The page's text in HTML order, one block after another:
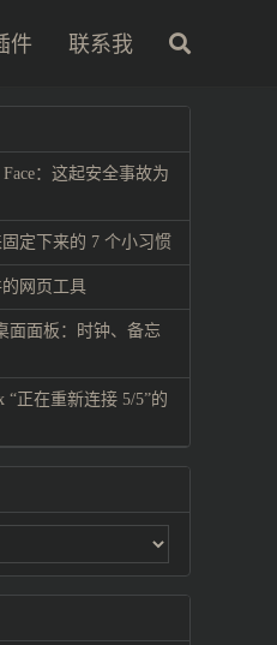
件 联系我
：这起安全事故为
定下来的 7 个小习惯
网页工具
面面板：时钟、备忘
“正在重新连接 5/5”的